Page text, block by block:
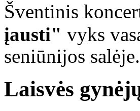
Šventinis
įausti" vyks
seniūnijos salėje.
Laisvės